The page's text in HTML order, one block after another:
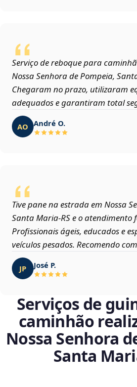
Serviço de reboque para
Nossa Senhora de Pompeia,
Chegaram no prazo, utilizaram
adequados e garantiram total
AO André O.
Tive pane na estrada em Nossa
Santa Maria‑RS e o atendimento
Profissionais ágeis, educados e
veículos pesados. Recomendo
JP José P.
Serviços de
caminhão
Nossa Senhora
Santa